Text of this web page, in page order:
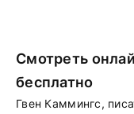
Смотреть
бесплатно
Гвен Каммингс,